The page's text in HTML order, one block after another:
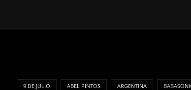
9 DE JULIO ABEL PINTOS ARGENTINA